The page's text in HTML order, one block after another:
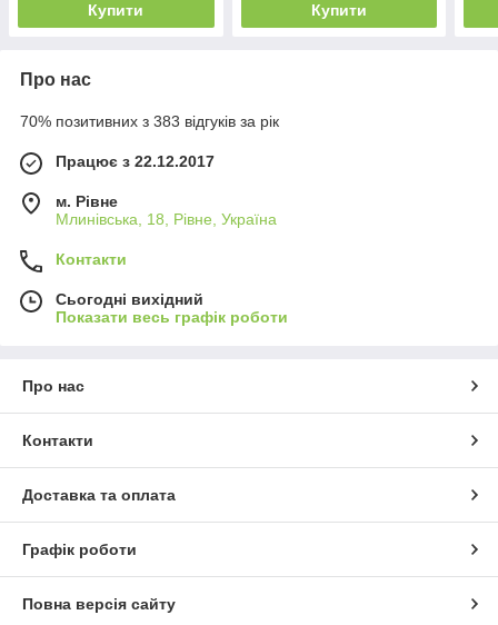
Купити Купити
Про нас
70% позитивних з 383 відгуків за рік
Працює з 22.12.2017
м. Рівне
Млинівська, 18, Рівне, Україна
Контакти
Сьогодні вихідний
Показати весь графік роботи
Про нас
Контакти
Доставка та оплата
Графік роботи
Повна версія сайту